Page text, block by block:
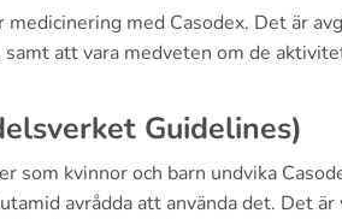
med Casodex. Det är
att vara medveten om de
Guidelines)
som kvinnor och barn undvika
avrådda att använda det. Det